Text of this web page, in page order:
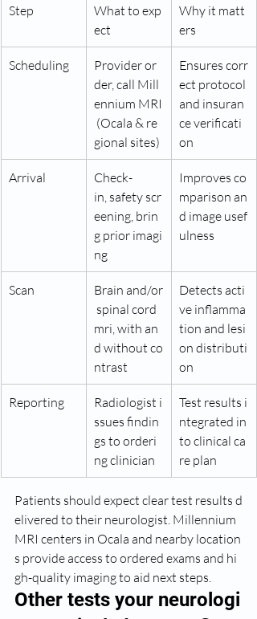
Step
What to exp
ect
Why it matt
ers
Scheduling
Provider or
der, call Mill
ennium MRI
(Ocala & re
gional sites)
Ensures corr
ect protocol
and insuran
ce verificati
on
Arrival
Check-
in, safety scr
eening, brin
g prior imagi
ng
Improves co
mparison an
d image usef
ulness
Scan
Brain and/or
spinal cord
mri, with an
d without co
ntrast
Detects acti
ve inflamma
tion and lesi
on distributi
on
Reporting
Radiologist i
ssues findin
gs to orderi
ng clinician
Test results i
ntegrated in
to clinical ca
re plan
Patients should expect clear test results d
elivered to their neurologist. Millennium
MRI centers in Ocala and nearby location
s provide access to ordered exams and hi
gh-quality imaging to aid next steps.
Other tests your neurologi